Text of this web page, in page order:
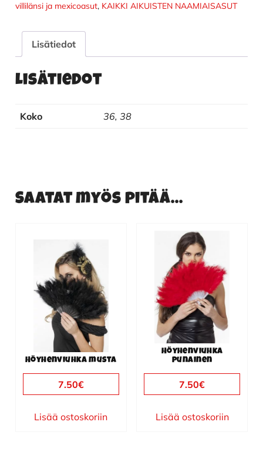
villilänsi ja mexicoasut, KAIKKI AIKUISTEN NAAMIAISASUT
Lisätiedot
Lisätiedot
Koko 36, 38
Saatat myös pitää...
Höyhenviuhka musta
7.50€
Lisää ostoskoriin
Höyhenviuhka
punainen
7.50€
Lisää ostoskoriin